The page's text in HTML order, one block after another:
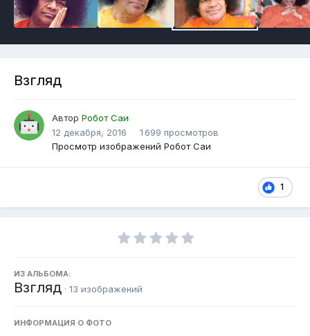
Взгляд
Автор Робот Саи
12 декабря, 2016
1 699 просмотров
Просмотр изображений Робот Саи
1
ИЗ АЛЬБОМА:
Взгляд · 13 изображений
ИНФОРМАЦИЯ О ФОТО